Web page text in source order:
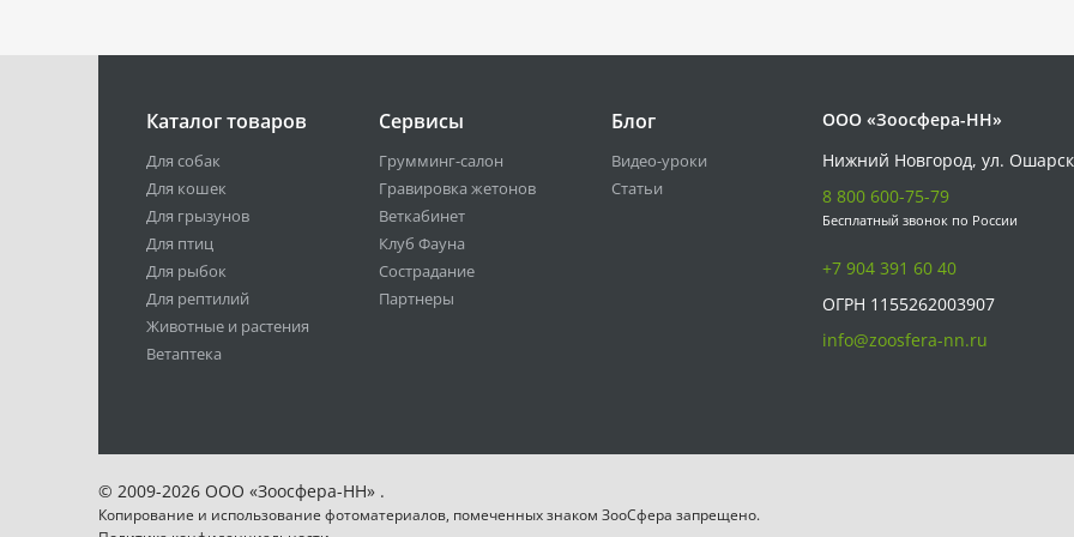
Каталог товаров
Для собак
Для кошек
Для грызунов
Для птиц
Для рыбок
Для рептилий
Животные и растения
Ветаптека
Сервисы
Грумминг-салон
Гравировка жетонов
Веткабинет
Клуб Фауна
Сострадание
Партнеры
Блог
Видео-уроки
Статьи
ООО «Зоосфера-НН»
Нижний Новгород, ул.
8 800 600-75-79
Бесплатный звонок по России
+7 904 391 60 40
ОГРН 1155262003907
info@zoosfera-nn.ru
© 2009-2026 ООО «Зоосфера-НН» .
Копирование и использование фотоматериалов, помеченных знаком ЗooСфера запрещено.